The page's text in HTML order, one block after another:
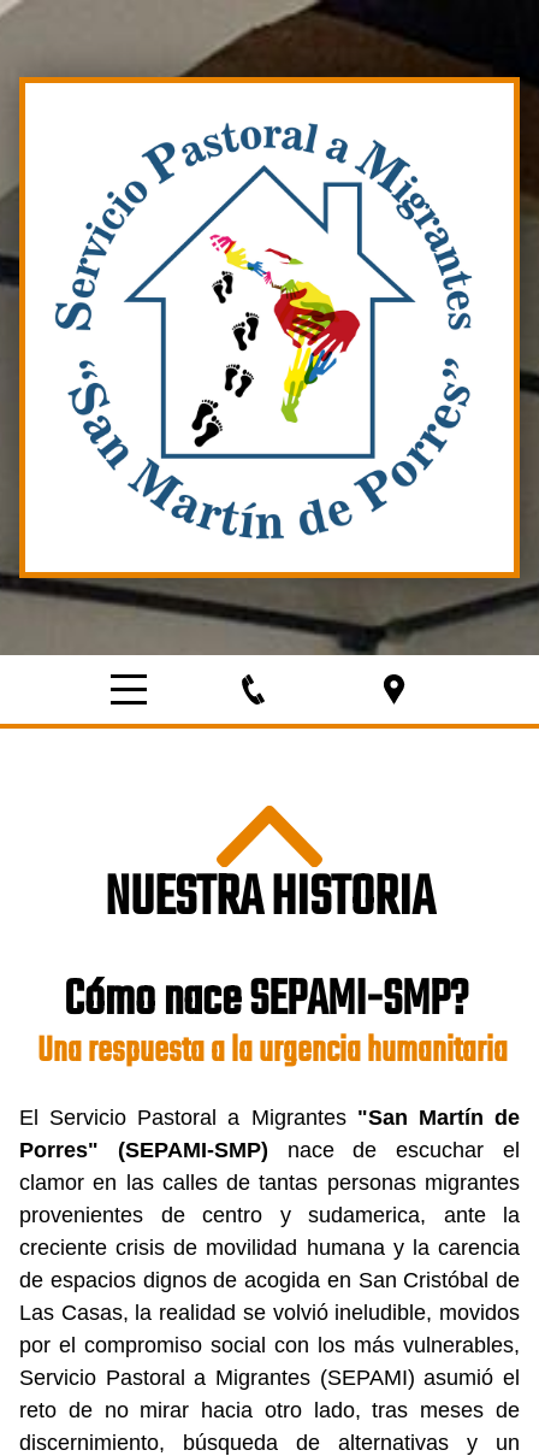
NUESTRA HISTORIA
Cómo nace SEPAMI-SMP?
Una respuesta a la urgencia humanitaria
El Servicio Pastoral a Migrantes "San Martín de
Porres" (SEPAMI-SMP) nace de escuchar el
clamor en las calles de tantas personas migrantes
provenientes de centro y sudamerica, ante la
creciente crisis de movilidad humana y la carencia
de espacios dignos de acogida en San Cristóbal de
Las Casas, la realidad se volvió ineludible, movidos
por el compromiso social con los más vulnerables,
Servicio Pastoral a Migrantes (SEPAMI) asumió el
reto de no mirar hacia otro lado, tras meses de
discernimiento, búsqueda de alternativas y un